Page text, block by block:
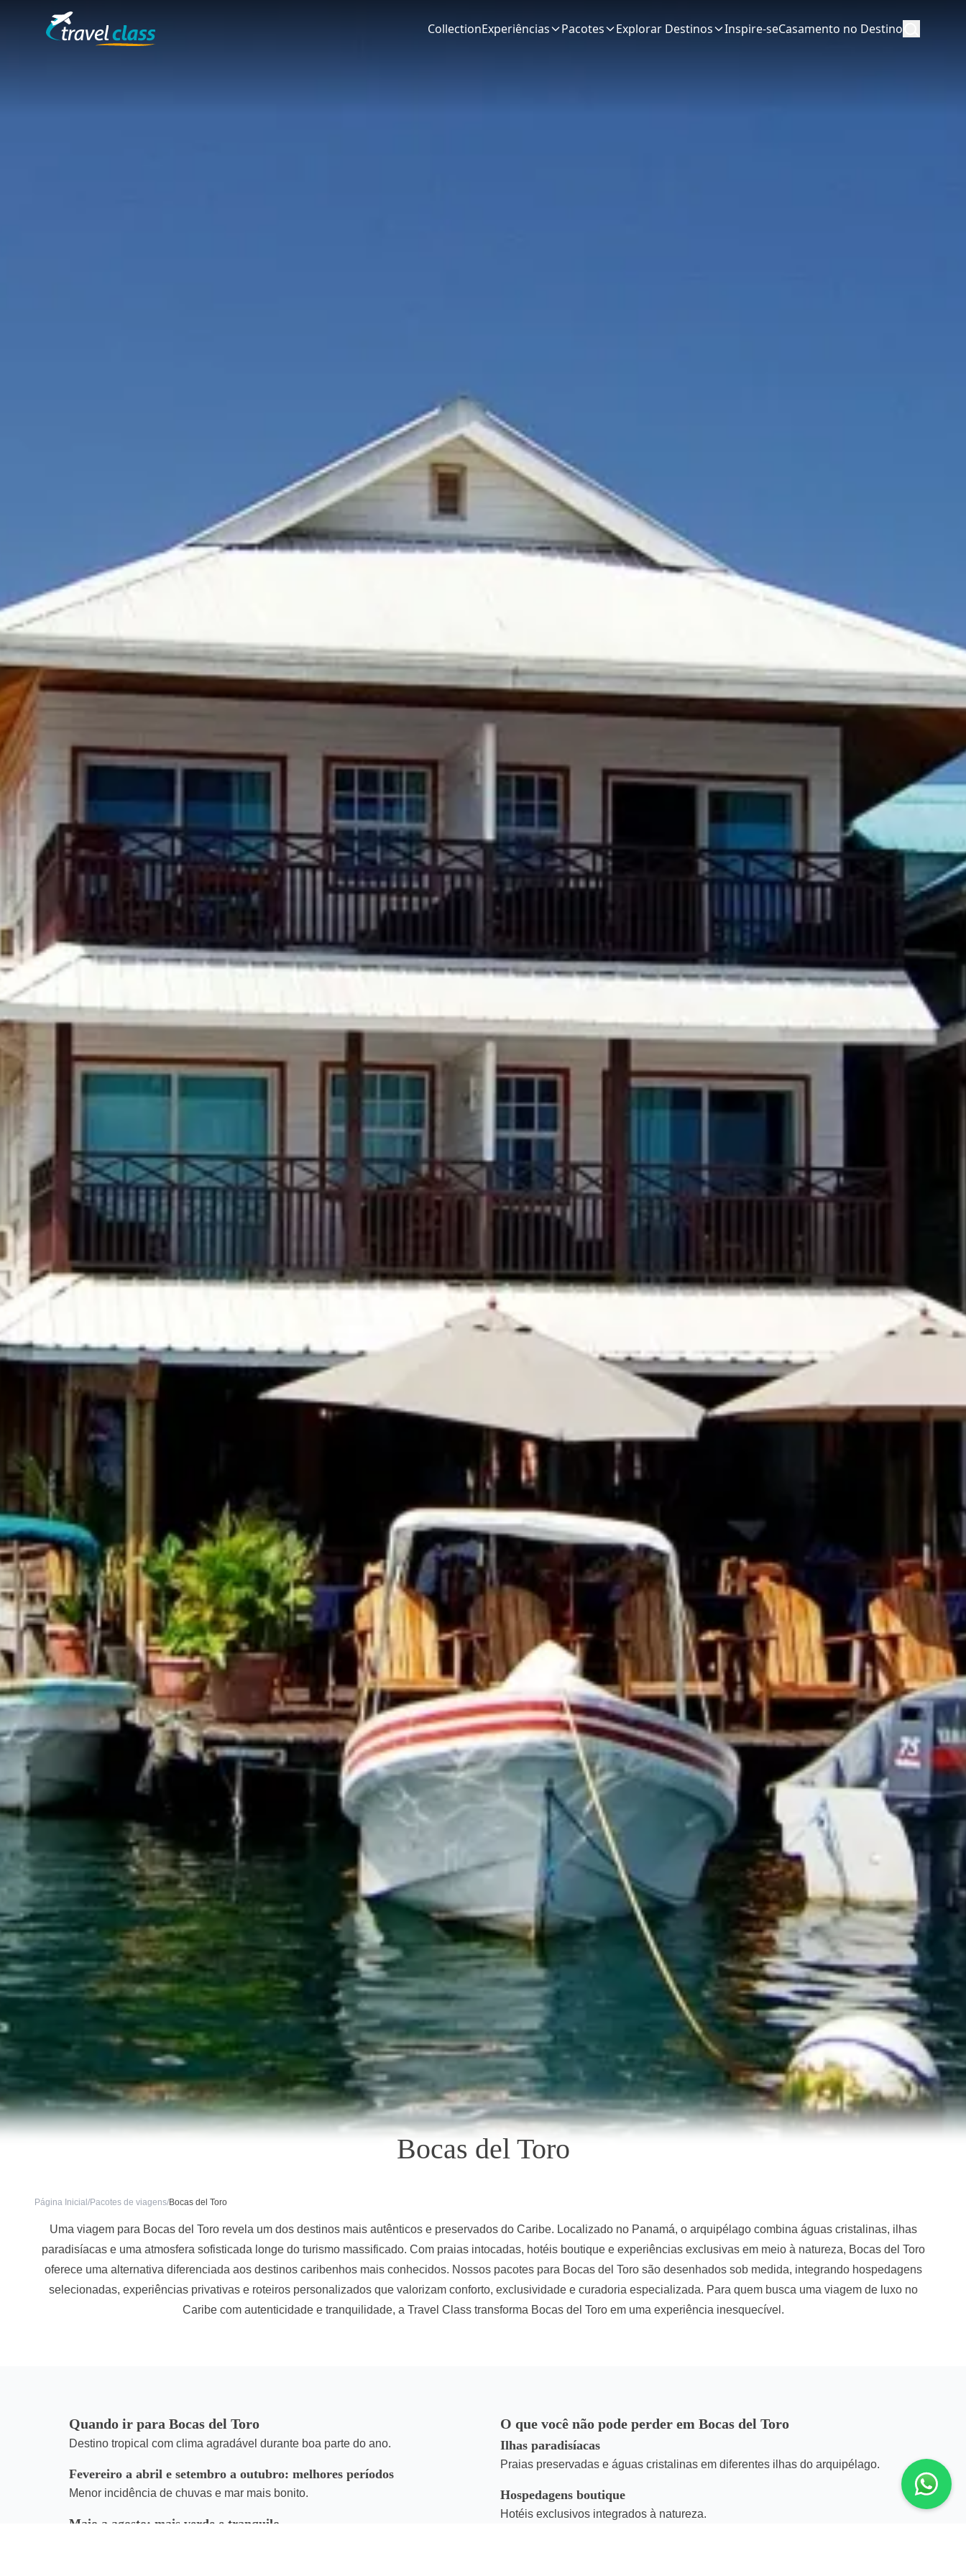
CollectionExperiências Pacotes Explorar Destinos Inspire-seCasamento no Destino
Bocas del Toro
Página Inicial /Pacotes de viagens/Bocas del Toro
Uma viagem para Bocas del Toro revela um dos destinos mais autênticos e preservados do Caribe. Localizado no Panamá, o arquipélago combina águas cristalinas, ilhas
paradisíacas e uma atmosfera sofisticada longe do turismo massificado. Com praias intocadas, hotéis boutique e experiências exclusivas em meio à natureza, Bocas del Toro
oferece uma alternativa diferenciada aos destinos caribenhos mais conhecidos. Nossos pacotes para Bocas del Toro são desenhados sob medida, integrando hospedagens
selecionadas, experiências privativas e roteiros personalizados que valorizam conforto, exclusividade e curadoria especializada. Para quem busca uma viagem de luxo no
Caribe com autenticidade e tranquilidade, a Travel Class transforma Bocas del Toro em uma experiência inesquecível.
Quando ir para Bocas del Toro
Destino tropical com clima agradável durante boa parte do ano.
Fevereiro a abril e setembro a outubro: melhores períodos
Menor incidência de chuvas e mar mais bonito.
Maio a agosto: mais verde e tranquilo
O que você não pode perder em Bocas del Toro
Ilhas paradisíacas
Praias preservadas e águas cristalinas em diferentes ilhas do arquipélago.
Hospedagens boutique
Hotéis exclusivos integrados à natureza.